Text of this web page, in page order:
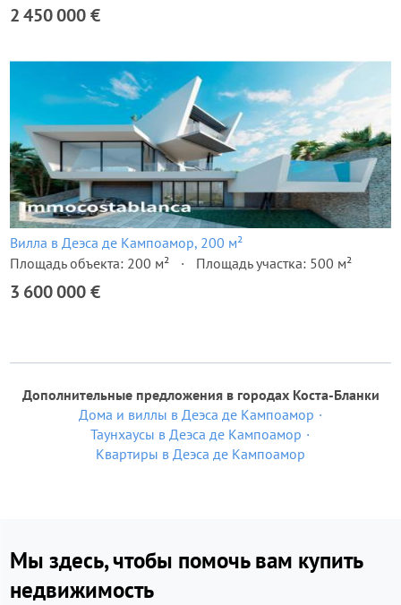
2 450 000 €
Вилла в Деэса де Кампоамор, 200 м²
Площадь объекта: 200 м²
Площадь участка: 500 м²
3 600 000 €
Дополнительные предложения в городах Коста-Бланки
Дома и виллы в Деэса де Кампоамор
Таунхаусы в Деэса де Кампоамор
Квартиры в Деэса де Кампоамор
Мы здесь, чтобы помочь вам купить
недвижимость